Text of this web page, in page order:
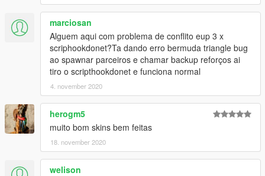
marciosan
Alguem aqui com problema de conflito eup 3 x
scriphookdonet?Ta dando erro bermuda triangle bug
ao spawnar parceiros e chamar backup reforços ai
tiro o scripthookdonet e funciona normal
4. november 2020
herogm5
muito bom skins bem feitas
18. november 2020
welison